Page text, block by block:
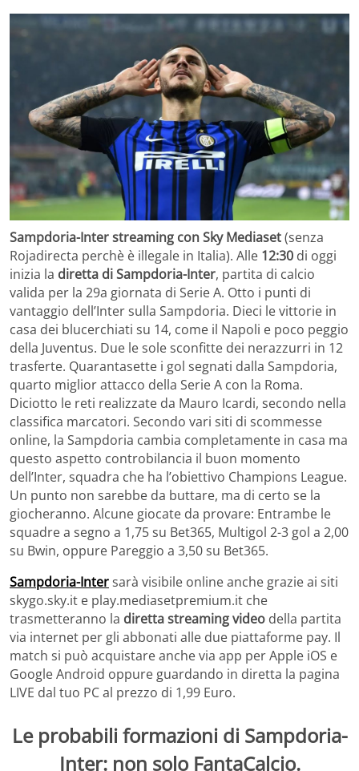
Sampdoria-Inter streaming con Sky Mediaset(senza
Rojadirecta perchè è illegale in Italia). Alle 12:30 di oggi
inizia la diretta di Sampdoria-Inter, partita di calcio
valida per la 29a giornata di Serie A. Otto i punti di
vantaggio dell’Inter sulla Sampdoria. Dieci le vittorie in
casa dei blucerchiati su 14, come il Napoli e poco peggio
della Juventus. Due le sole sconfitte dei nerazzurri in 12
trasferte. Quarantasette i gol segnati dalla Sampdoria,
quarto miglior attacco della Serie A con la Roma.
Diciotto le reti realizzate da Mauro Icardi, secondo nella
classifica marcatori. Secondo vari siti di scommesse
online, la Sampdoria cambia completamente in casa ma
questo aspetto controbilancia il buon momento
dell’Inter, squadra che ha l’obiettivo Champions League.
Un punto non sarebbe da buttare, ma di certo se la
giocheranno. Alcune giocate da provare: Entrambe le
squadre a segno a 1,75 su Bet365, Multigol 2-3 gol a 2,00
su Bwin, oppure Pareggio a 3,50 su Bet365.
Sampdoria-Intersarà visibile online anche grazie ai siti
skygo.sky.it e play.mediasetpremium.it che
trasmetteranno la diretta streaming video della partita
via internet per gli abbonati alle due piattaforme pay. Il
match si può acquistare anche via app per Apple iOS e
Google Android oppure guardando in diretta la pagina
LIVE dal tuo PC al prezzo di 1,99 Euro.
Le probabili formazioni di Sampdoria-
Inter: non solo FantaCalcio.